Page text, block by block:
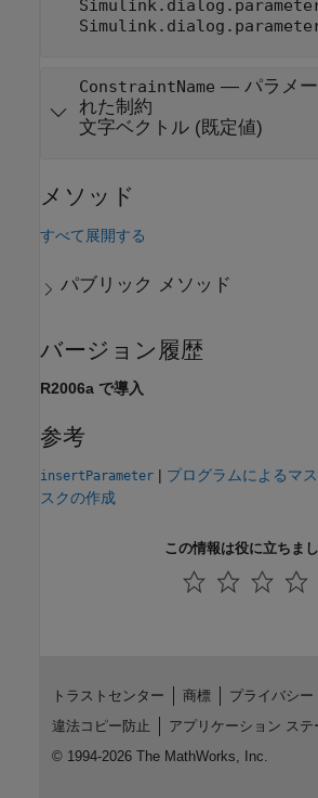
ConstraintName — パラメ
れた制約
文字ベクトル(既定値)
メソッド
すべて展開する
パブリック メソッド
バージョン履歴
R2006a で導入
参考
insertParameter | プログラムによるマ
スクの作成
この情報は役に立ちま
トラストセンター 商標
プライバシー
違法コピー防止
アプリケーション ステ
© 1994-2026 The MathWorks, Inc.